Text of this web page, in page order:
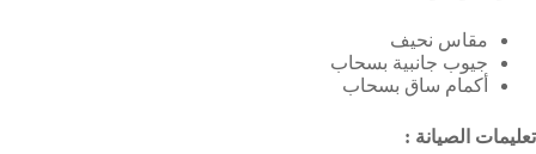
مقاس نحيف
جيوب جانبية بسحاب
أكمام ساق بسحاب
تعليمات الصيانة :